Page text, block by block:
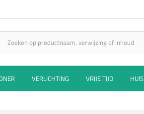
VERLICHTING VRIJE TIJD HUIS